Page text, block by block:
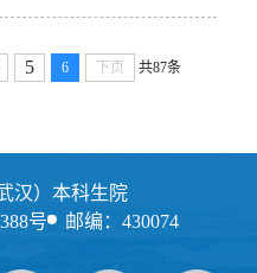
5 6 下页 共87条
汉）本科生院
号
邮编：430074